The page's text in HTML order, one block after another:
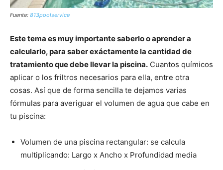
Fuente: 813poolservice
Este tema es muy importante saberlo o aprender a
calcularlo, para saber exáctamente la cantidad de
tratamiento que debe llevar la piscina. Cuantos químicos
aplicar o los friltros necesarios para ella, entre otra
cosas. Así que de forma sencilla te dejamos varias
fórmulas para averiguar el volumen de agua que cabe en
tu piscina:
Volumen de una piscina rectangular: se calcula
multiplicando: Largo x Ancho x Profundidad media